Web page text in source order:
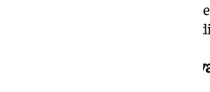
Al frente de esta nueva
equipo directivo liderado por el
El perfil del presidente